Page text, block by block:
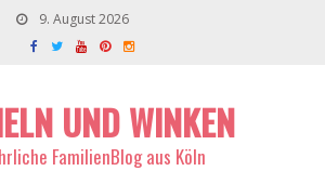
9. August 2026
UND WINKEN
FamilienBlog aus Köln